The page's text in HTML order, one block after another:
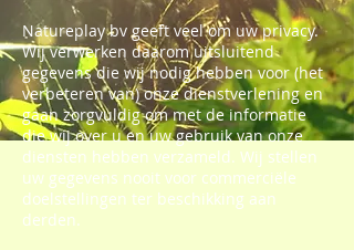
Natureplay bv geeft veel om uw privacy.
Wij verwerken daarom uitsluitend
gegevens die wij nodig hebben voor (het
verbeteren van) onze dienstverlening en
gaan zorgvuldig om met de informatie
die wij over u en uw gebruik van onze
diensten hebben verzameld. Wij stellen
uw gegevens nooit voor commerciële
doelstellingen ter beschikking aan
derden.